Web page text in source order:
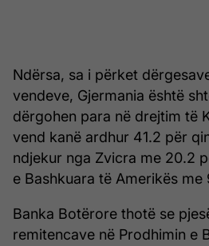
Ndërsa, sa i përket
vendeve, Gjermania është
dërgohen para në drejtim të
vend kanë ardhur 41.2 për
ndjekur nga Zvicra me 20.2
e Bashkuara të Amerikës me
Banka Botërore thotë se
remitencave në Prodhimin e